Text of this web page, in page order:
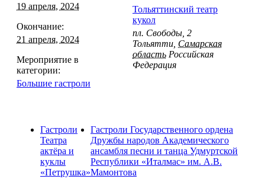
19 апреля, 2024
Окончание:
21 апреля, 2024
Мероприятие в
категории:
Большие гастроли
Тольяттинский театр
кукол
пл. Свободы, 2
Тольятти Самарская
область Российская
Федерация
Гастроли
Театра
актёра и
куклы
«Петрушка»
Гастроли Государственного ордена
Дружбы народов Академического
ансамбля песни и танца Удмуртской
Республики «Италмас» им. А.В.
Мамонтова